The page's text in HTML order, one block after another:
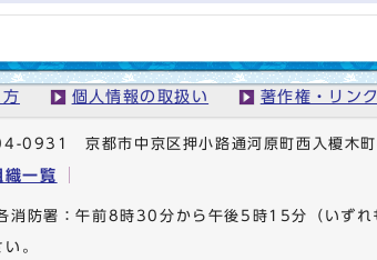
個人情報の取扱い 著作権・リン
0931 京都市中京区押小路通河原町西入榎木
織一覧
消防署：午前8時30分から午後5時15分（いずれ
。